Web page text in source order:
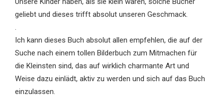
geliebt und dieses trifft absolut unseren Geschmack.
.
Ich kann dieses Buch absolut allen empfehlen, die auf der
Suche nach einem tollen Bilderbuch zum Mitmachen für
die Kleinsten sind, das auf wirklich charmante Art und
Weise dazu einlädt, aktiv zu werden und sich auf das Buch
einzulassen.